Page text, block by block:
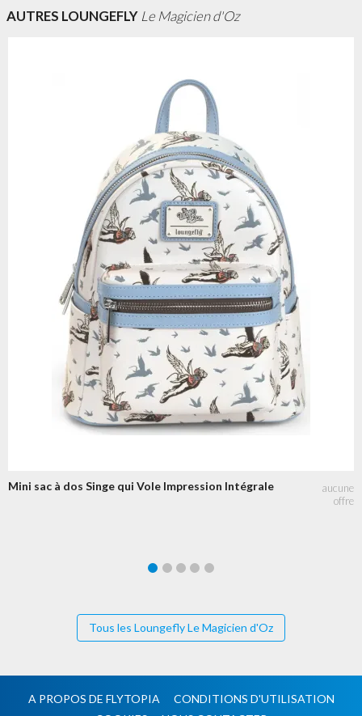
AUTRES LOUNGEFLY Le Magicien d'Oz
Mini sac à dos Singe qui Vole Impression Intégrale
Tous les Loungefly Le Magicien d'Oz
A PROPOS DE FLYTOPIA
CONDITIONS D'UTILISATION